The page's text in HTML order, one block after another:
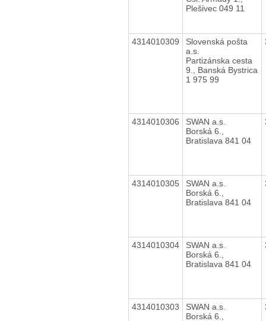
Plešivec 049 11
4314010309
Slovenská pošta
a.s.
Partizánska cesta
9., Banská Bystrica
1 975 99
4314010306
SWAN a.s.
Borská 6.,
Bratislava 841 04
4314010305
SWAN a.s.
Borská 6.,
Bratislava 841 04
4314010304
SWAN a.s.
Borská 6.,
Bratislava 841 04
4314010303
SWAN a.s.
Borská 6.,